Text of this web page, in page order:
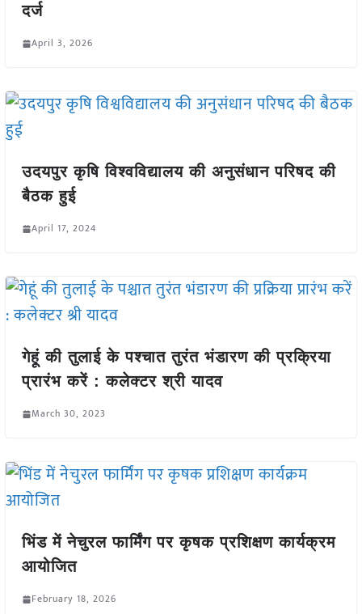
दर्ज
April 3, 2026
उदयपुर कृषि विश्वविद्यालय की अनुसंधान परिषद की
बैठक हुई
April 17, 2024
गेहूं की तुलाई के पश्चात तुरंत भंडारण की प्रक्रिया
प्रारंभ करें : कलेक्टर श्री यादव
March 30, 2023
भिंड में नेचुरल फार्मिंग पर कृषक प्रशिक्षण कार्यक्रम
आयोजित
February 18, 2026